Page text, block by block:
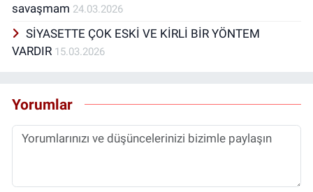
savaşmam 24.03.2026
SİYASETTE ÇOK ESKİ VE KİRLİ BİR YÖNTEM
VARDIR 15.03.2026
Yorumlar